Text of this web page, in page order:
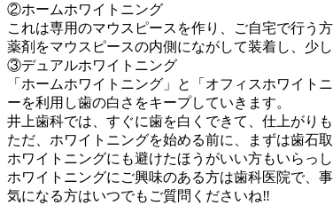
②ホームホワイトニング
これは専用のマウスピースを作り、ご自宅で行う方
薬剤をマウスピースの内側にながして装着し、少
③デュアルホワイトニング
「ホームホワイトニング」と「オフィスホワイ
ーを利用し歯の白さをキープしていきます。
井上歯科では、すぐに歯を白くできて、仕上がり
ただ、ホワイトニングを始める前に、まずは歯石
ホワイトニングにも避けたほうがいい方もいらっし
ホワイトニングにご興味のある方は歯科医院で、
気になる方はいつでもご質問くださいね‼